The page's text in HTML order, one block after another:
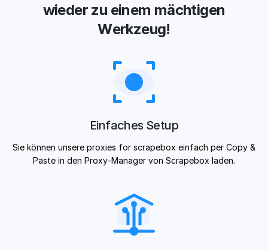
wieder zu einem mächtigen
Werkzeug!
Einfaches Setup
Sie können unsere proxies for scrapebox einfach per Copy &
Paste in den Proxy-Manager von Scrapebox laden.